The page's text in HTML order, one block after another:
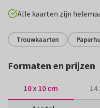
Alle kaarten zijn
Trouwkaarten
Formaten en prijzen
10 x 10 cm 14